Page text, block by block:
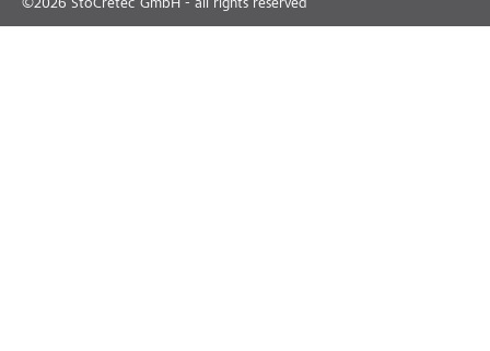
©2026 StoCretec GmbH - all rights reserved